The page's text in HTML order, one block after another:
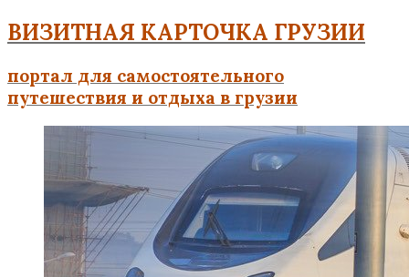
ВИЗИТНАЯ КАРТОЧКА ГРУЗИИ
портал для самостоятельного
путешествия и отдыха в грузии